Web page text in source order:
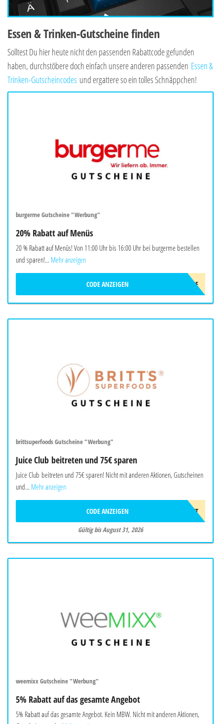
Essen & Trinken-Gutscheine finden
Solltest Du hier heute nicht den passenden Rabattcode gefunden
haben, durchstöbere doch einfach unsere anderen passenden Essen &
Trinken-Gutscheincodes und ergattere so ein tolles Schnäppchen!
burgerme Gutscheine "Werbung"
20% Rabatt auf Menüs
20 % Rabatt auf Menüs! Von 11:00 Uhr bis 16:00 Uhr bei burgerme bestellen
und sparen!... Mehr anzeigen
LUNCHME
CODE ANZEIGEN
brittsuperfoods Gutscheine "Werbung"
Juice Club beitreten und 75€ sparen
Juice Club beitreten und 75€ sparen! Nicht mit anderen Aktionen, Gutscheinen
und... Mehr anzeigen
75€RABATT
CODE ANZEIGEN
Gültig bis August 31, 2026
weemixx Gutscheine "Werbung"
5% Rabatt auf das gesamte Angebot
5% Rabatt auf das gesamte Angebot. Kein MBW. Nicht mit anderen Aktionen,